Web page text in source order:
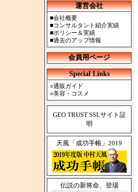
運営会社
■会社概要
■コンサルタント紹介実績
■ポリシー＆実績
■過去のアップ情報
会員用ページ
Special Links
○通販ガイド
○美容・コスメ
GEO TRUST SSLサイト証
明
天風「成功手帳」2019
伝説の新将命、登場